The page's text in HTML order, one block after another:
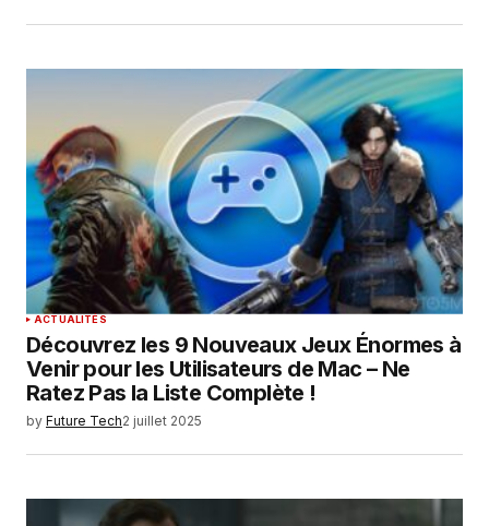
ACTUALITÉS
Découvrez les 9 Nouveaux Jeux Énormes à
Venir pour les Utilisateurs de Mac – Ne
Ratez Pas la Liste Complète !
by Future Tech2 juillet 2025